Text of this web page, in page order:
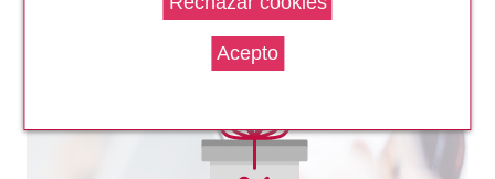
CAROLINA HERRERA